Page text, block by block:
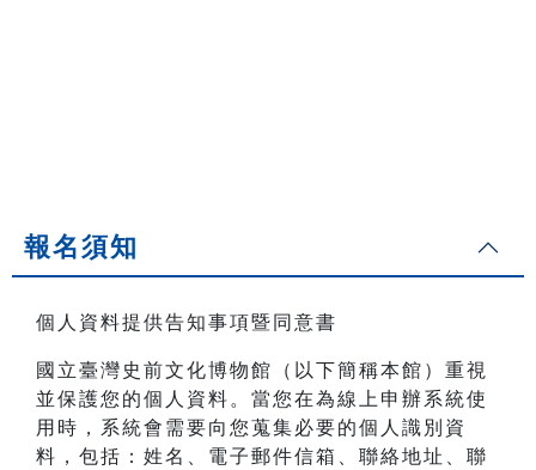
報名須知
個人資料提供告知事項暨同意書
國立臺灣史前文化博物館（以下簡稱本館）重視
並保護您的個人資料。當您在為線上申辦系統使
用時，系統會需要向您蒐集必要的個人識別資
料，包括：姓名、電子郵件信箱、聯絡地址、聯